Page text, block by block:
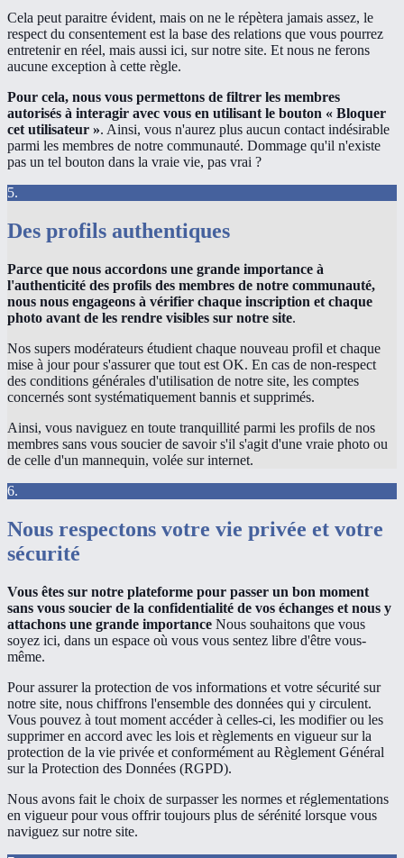
Cela peut paraitre évident, mais on ne le répètera jamais assez, le
respect du consentement est la base des relations que vous pourrez
entretenir en réel, mais aussi ici, sur notre site. Et nous ne ferons
aucune exception à cette règle.
Pour cela, nous vous permettons de filtrer les membres
autorisés à interagir avec vous en utilisant le bouton « Bloquer
cet utilisateur ». Ainsi, vous n'aurez plus aucun contact indésirable
parmi les membres de notre communauté. Dommage qu'il n'existe
pas un tel bouton dans la vraie vie, pas vrai ?
5.
Des profils authentiques
Parce que nous accordons une grande importance à
l'authenticité des profils des membres de notre communauté,
nous nous engageons à vérifier chaque inscription et chaque
photo avant de les rendre visibles sur notre site.
Nos supers modérateurs étudient chaque nouveau profil et chaque
mise à jour pour s'assurer que tout est OK. En cas de non-respect
des conditions générales d'utilisation de notre site, les comptes
concernés sont systématiquement bannis et supprimés.
Ainsi, vous naviguez en toute tranquillité parmi les profils de nos
membres sans vous soucier de savoir s'il s'agit d'une vraie photo ou
de celle d'un mannequin, volée sur internet.
6.
Nous respectons votre vie privée et votre
sécurité
Vous êtes sur notre plateforme pour passer un bon moment
sans vous soucier de la confidentialité de vos échanges et nous y
attachons une grande importance Nous souhaitons que vous
soyez ici, dans un espace où vous vous sentez libre d'être vous-
même.
Pour assurer la protection de vos informations et votre sécurité sur
notre site, nous chiffrons l'ensemble des données qui y circulent.
Vous pouvez à tout moment accéder à celles-ci, les modifier ou les
supprimer en accord avec les lois et règlements en vigueur sur la
protection de la vie privée et conformément au Règlement Général
sur la Protection des Données (RGPD).
Nous avons fait le choix de surpasser les normes et réglementations
en vigueur pour vous offrir toujours plus de sérénité lorsque vous
naviguez sur notre site.